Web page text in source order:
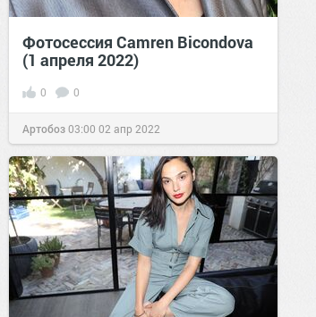
Фотосессия Camren Bicondova
(1 апреля 2022)
0 0
Артобоз03:00 02 апр 2022